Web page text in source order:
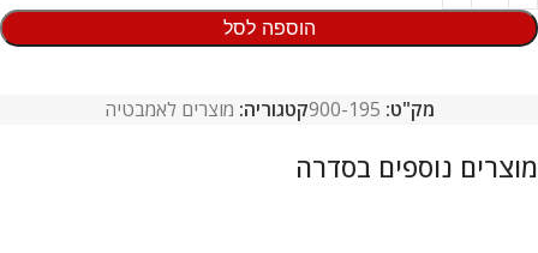
הוספה לסל
מק"ט: 900-195קטגוריה: מוצרים לאמבטיה